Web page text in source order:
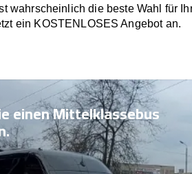
wahrscheinlich die beste Wahl für
ein KOSTENLOSES Angebot an.
einen Mittelklassebus